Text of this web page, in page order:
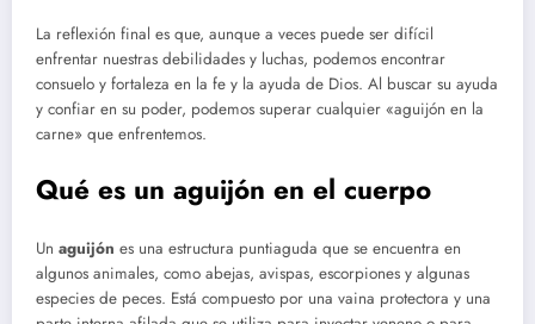
La reflexión final es que, aunque a veces puede ser difícil
enfrentar nuestras debilidades y luchas, podemos encontrar
consuelo y fortaleza en la fe y la ayuda de Dios. Al buscar su ayuda
y confiar en su poder, podemos superar cualquier «aguijón en la
carne» que enfrentemos.
Qué es un aguijón en el cuerpo
Un aguijón es una estructura puntiaguda que se encuentra en
algunos animales, como abejas, avispas, escorpiones y algunas
especies de peces. Está compuesto por una vaina protectora y una